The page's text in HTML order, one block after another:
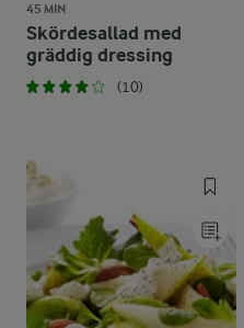
45 MIN
Skördesallad med
gräddig dressing
(10)